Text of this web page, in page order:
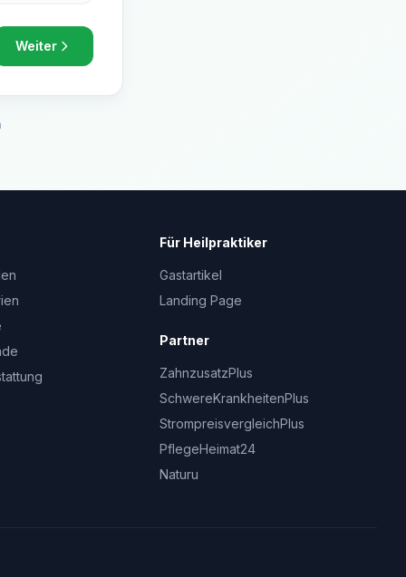
Weiter
Für Heilpraktiker
Gastartikel
Landing Page
Partner
ZahnzusatzPlus
SchwereKrankheitenPlus
StrompreisvergleichPlus
PflegeHeimat24
Naturu